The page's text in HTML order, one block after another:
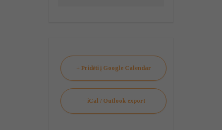
+ Pridėti į Google Calendar
+ iCal / Outlook export